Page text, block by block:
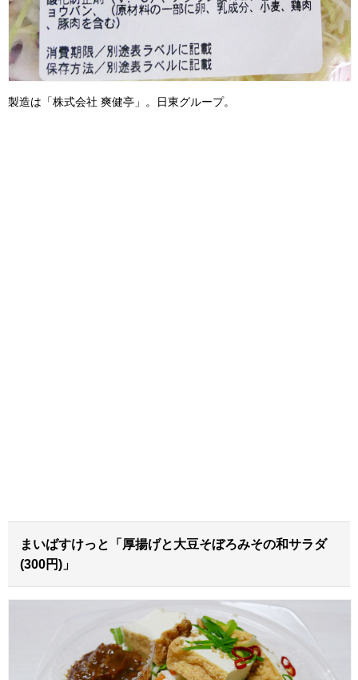
製造は「株式会社 爽健亭」。日東グループ。
まいばすけっと「厚揚げと大豆そぼろみその和サラダ
(300円)」